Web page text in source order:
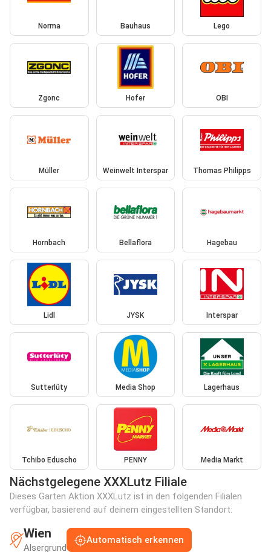
Norma Bauhaus Lego
Zgonc Hofer OBI
Müller Weinwelt Interspar Thomas Philipps
Hornbach Bellaflora Hagebau
Lidl JYSK Interspar
Sutterlüty Media Shop Lagerhaus
Tchibo Eduscho PENNY Media Markt
Nächstgelegene XXXLutz Filiale
Dieses Garten Aktion XXXLutz ist in den folgenden Filialen
verfügbar, basierend auf deinem eingestellten Standort:
Wien
Alsergrund
Automatisch erkennen